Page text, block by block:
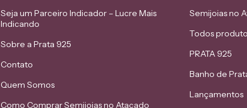
Seja um Parceiro Indicador – Lucre Mais
Indicando
Sobre a Prata 925
Contato
Quem Somos
Como Comprar Semijoias no Atacado
Semijoias no
Todos
PRATA 925
Banho de
Lançamentos